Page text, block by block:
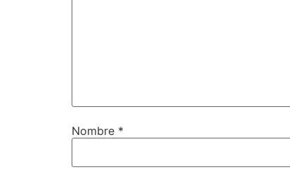
Nombre *